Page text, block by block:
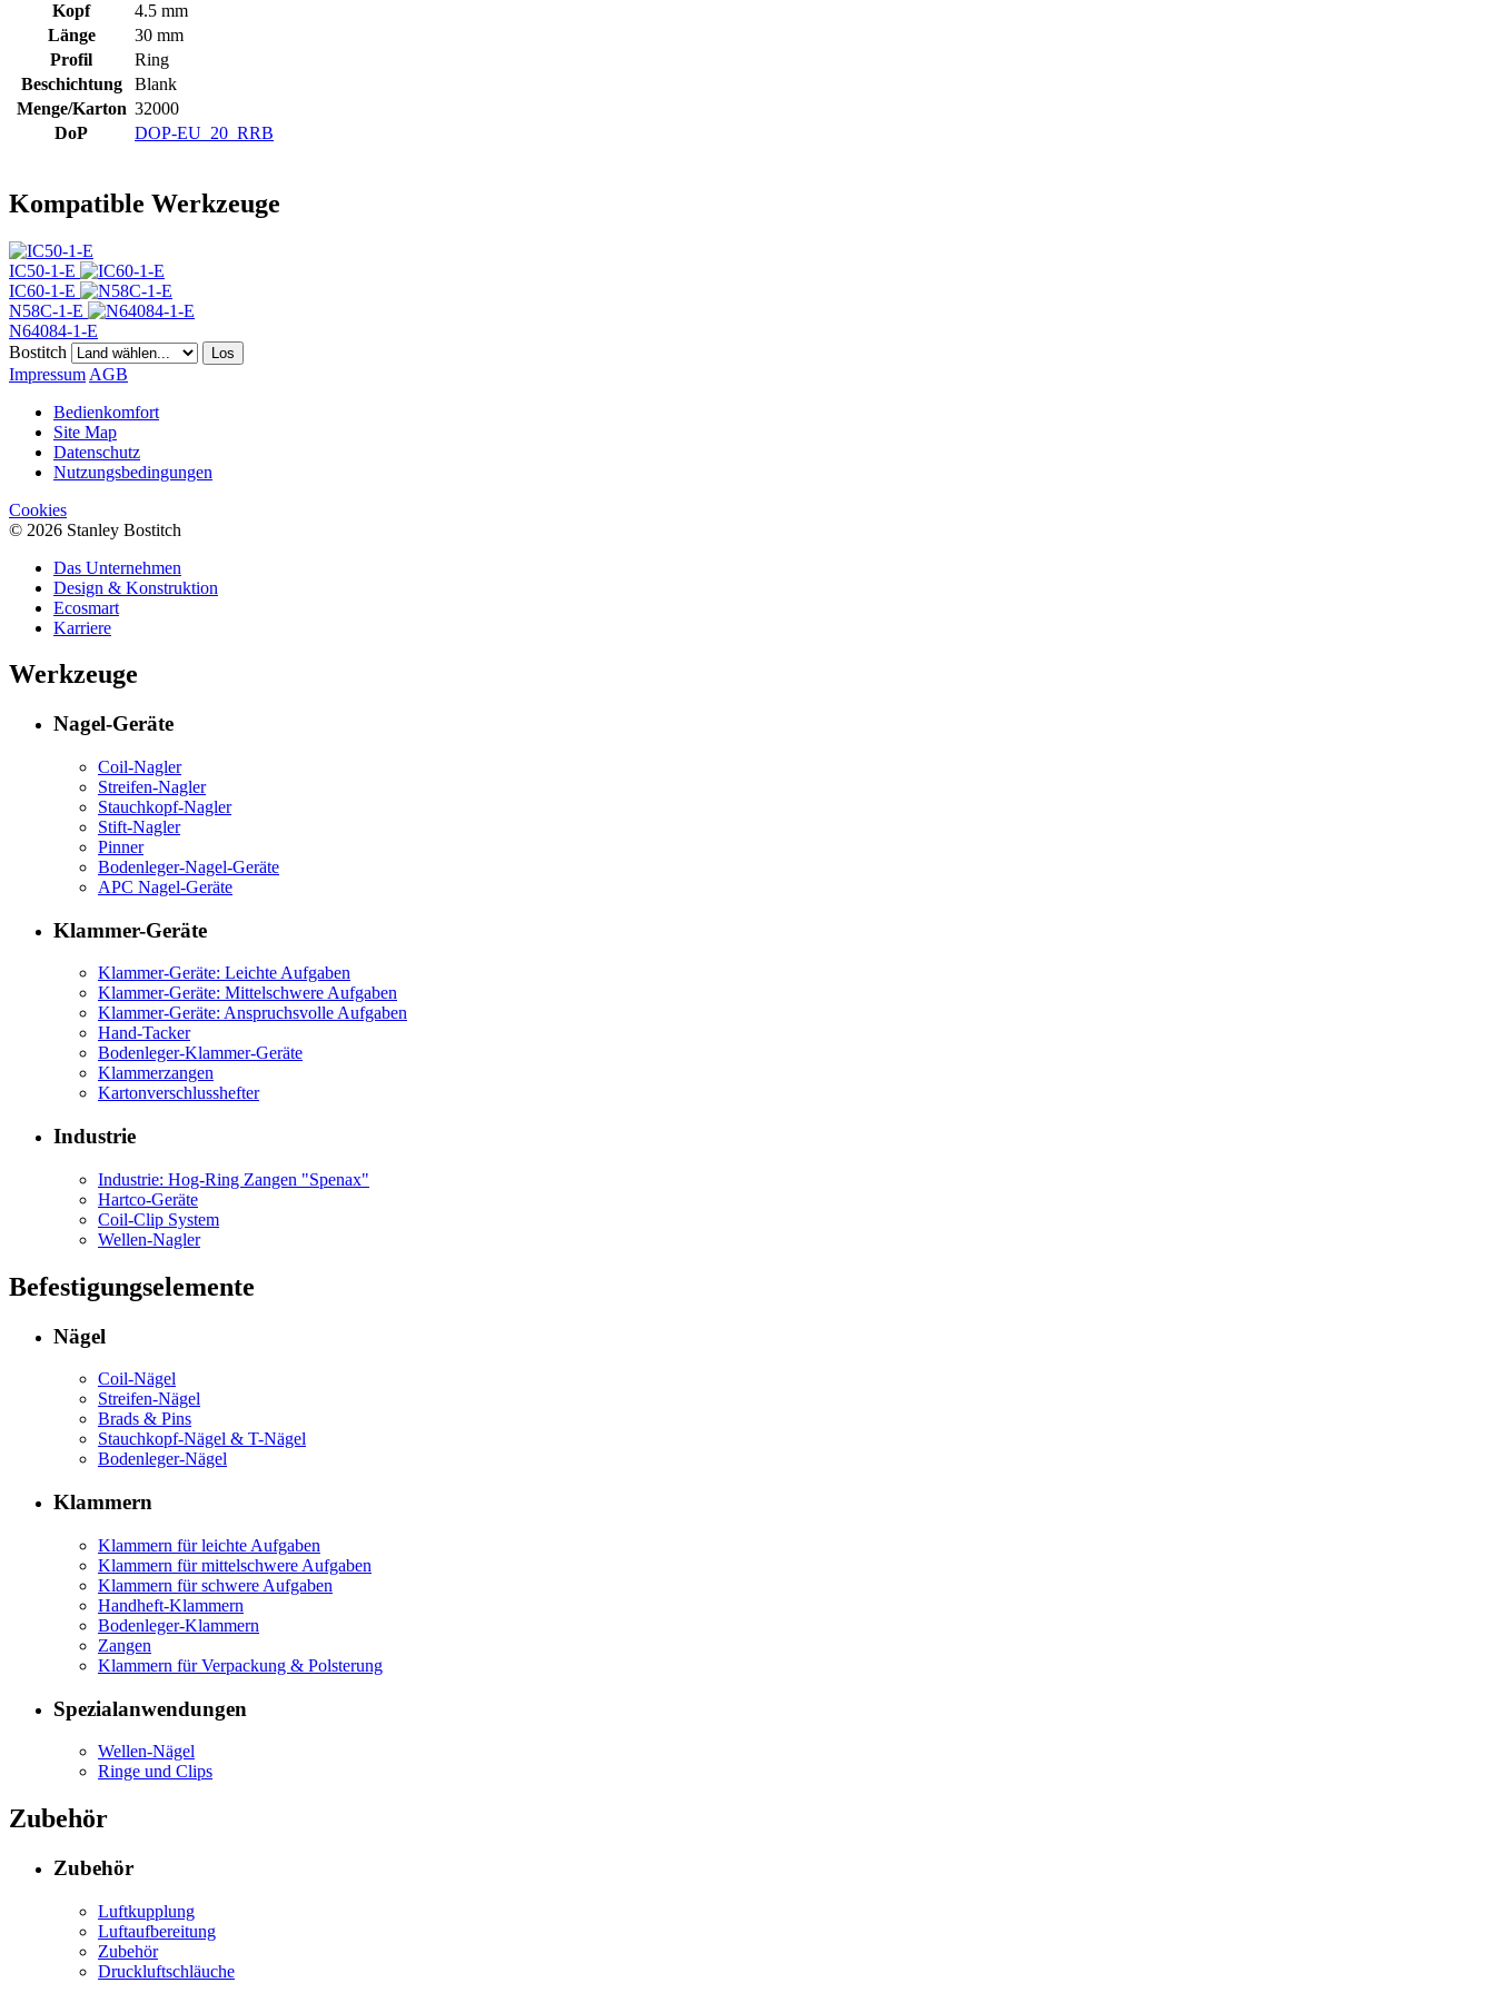
Kopf
4.5 mm
Länge
30 mm
Profil
Ring
Beschichtung
Blank
Menge/Karton 32000
DoP
DOP-EU_20_RRB
Kompatible Werkzeuge
IC50-1-E
IC60-1-E
N58C-1-E
N64084-1-E
Bostitch
Los
Impressum AGB
Bedienkomfort
Site Map
Datenschutz
Nutzungsbedingungen
Cookies
© 2026 Stanley Bostitch
Das Unternehmen
Design & Konstruktion
Ecosmart
Karriere
Werkzeuge
Nagel-Geräte
Coil-Nagler
Streifen-Nagler
Stauchkopf-Nagler
Stift-Nagler
Pinner
Bodenleger-Nagel-Geräte
APC Nagel-Geräte
Klammer-Geräte
Klammer-Geräte: Leichte Aufgaben
Klammer-Geräte: Mittelschwere Aufgaben
Klammer-Geräte: Anspruchsvolle Aufgaben
Hand-Tacker
Bodenleger-Klammer-Geräte
Klammerzangen
Kartonverschlusshefter
Industrie
Industrie: Hog-Ring Zangen "Spenax"
Hartco-Geräte
Coil-Clip System
Wellen-Nagler
Befestigungselemente
Nägel
Coil-Nägel
Streifen-Nägel
Brads & Pins
Stauchkopf-Nägel & T-Nägel
Bodenleger-Nägel
Klammern
Klammern für leichte Aufgaben
Klammern für mittelschwere Aufgaben
Klammern für schwere Aufgaben
Handheft-Klammern
Bodenleger-Klammern
Zangen
Klammern für Verpackung & Polsterung
Spezialanwendungen
Wellen-Nägel
Ringe und Clips
Zubehör
Zubehör
Luftkupplung
Luftaufbereitung
Zubehör
Druckluftschläuche